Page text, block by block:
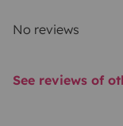
No reviews
See reviews of